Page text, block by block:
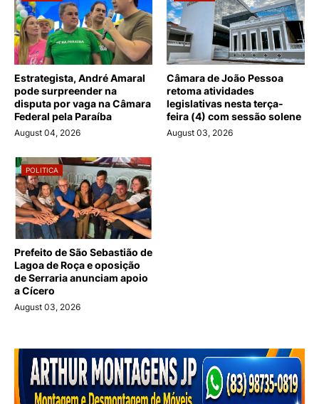
Estrategista, André Amaral
pode surpreender na
disputa por vaga na Câmara
Federal pela Paraíba
August 04, 2026
Câmara de João Pessoa
retoma atividades
legislativas nesta terça-
feira (4) com sessão solene
August 03, 2026
POLITICA
Prefeito de São Sebastião de
Lagoa de Roça e oposição
de Serraria anunciam apoio
a Cícero
August 03, 2026